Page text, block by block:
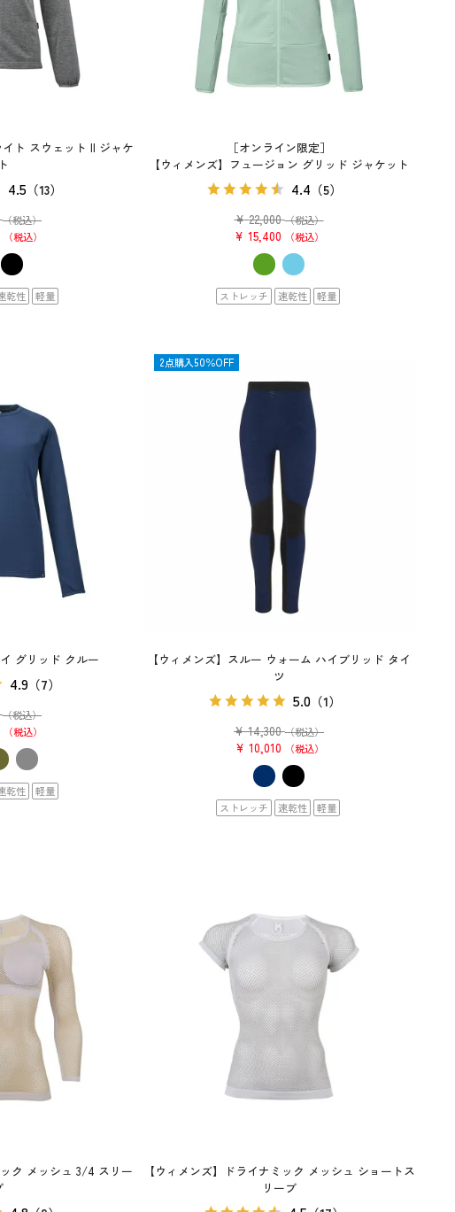
イト スウェット II ジャケ
4.5 （13）
（税込）
税込
乾性 軽量
［オンライン限定］
【ウィメンズ】フュージョン グリッド ジャケット
4.4 （5）
¥ 22,000 （税込）
¥ 15,400 税込
ストレッチ 速乾性 軽量
グリッド クルー
4.9 （7）
（税込）
税込
乾性 軽量
【ウィメンズ】スルー ウォーム ハイブリッド タイ
ツ
5.0（1）
¥ 14,300 （税込）
¥ 10,010 税込
OUTLET
ストレッチ 速乾性 軽量
2点購入50％OFF
ク メッシュ 3/4 スリー
【ウィメンズ】ドライナミック メッシュ ショートス
リーブ